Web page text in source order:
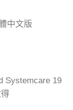
中文版
Systemcare 19